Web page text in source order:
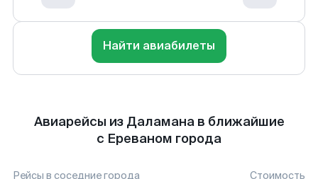
Найти авиабилеты
Авиарейсы из Даламана в ближайшие
с Ереваном города
Рейсы в соседние города Стоимость